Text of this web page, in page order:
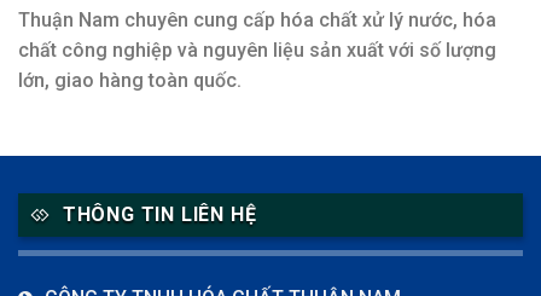
Thuận Nam chuyên cung cấp hóa chất xử lý nước, hóa
chất công nghiệp và nguyên liệu sản xuất với số lượng
lớn, giao hàng toàn quốc.
THÔNG TIN LIÊN HỆ